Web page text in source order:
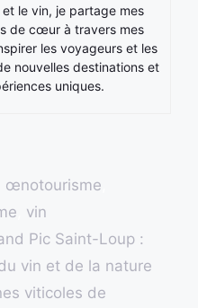
le vin, je partage mes
de cœur à travers mes
les voyageurs et les
nouvelles destinations et
uniques.
œnotourisme
vin
Pic Saint-Loup :
vin et de la nature
viticoles de